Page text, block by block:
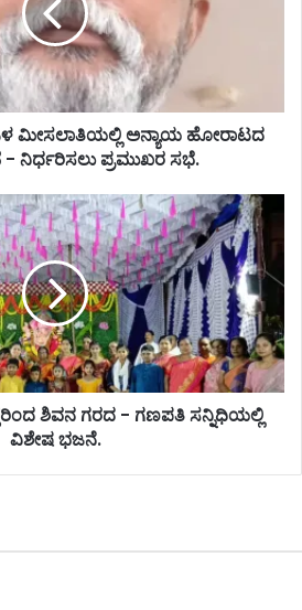
ಮೀಸಲಾತಿಯಲ್ಲಿ ಅನ್ಯಾಯ ಹೋರಾಟದ
ನಿರ್ಧರಿಸಲು ಪ್ರಮುಖರ ಸಭೆ.
ಶಿವನ ಗರದ - ಗಣಪತಿ ಸನ್ನಿಧಿಯಲ್ಲಿ
ವಿಶೇಷ ಭಜನೆ.